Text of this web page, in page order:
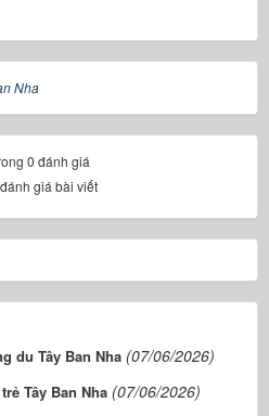
Nha
0 đánh giá
giá bài viết
du Tây Ban Nha (07/06/2026)
Tây Ban Nha (07/06/2026)